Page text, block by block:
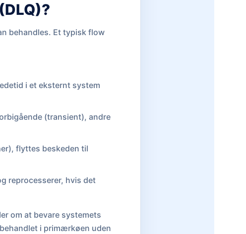
behandles. Et typisk flow
i et eksternt system
(transient), andre
flyttes beskeden til
reprocesserer, hvis det
om at bevare systemets
i primærkøen uden